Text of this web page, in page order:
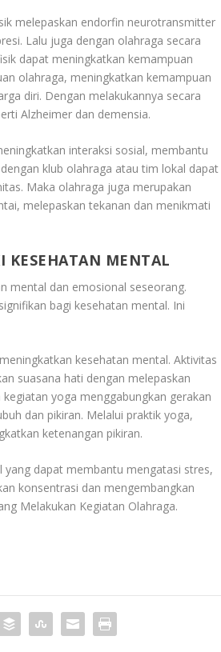
melepaskan endorfin neurotransmitter
Lalu juga dengan olahraga secara
dapat meningkatkan kemampuan
olahraga, meningkatkan kemampuan
diri. Dengan melakukannya secara
Alzheimer dan demensia.
interaksi sosial, membantu
klub olahraga atau tim lokal dapat
Maka olahraga juga merupakan
melepaskan tekanan dan menikmati
KESEHATAN MENTAL
mental dan emosional seseorang.
bagi kesehatan mental. Ini
kesehatan mental. Aktivitas
suasana hati dengan melepaskan
yoga menggabungkan gerakan
dan pikiran. Melalui praktik yoga,
ketenangan pikiran.
dapat membantu mengatasi stres,
konsentrasi dan mengembangkan
Melakukan Kegiatan Olahraga.